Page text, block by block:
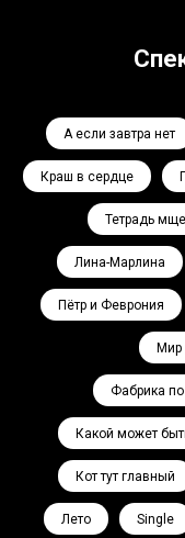
А если завтра нет
Краш в сердце
Тетрадь
Лина-Марлина
Пётр и Феврония
Мир
Фабрика
Какой может
Кот тут главный
Лето Single